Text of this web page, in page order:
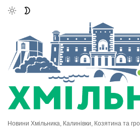
Новини Хмільника, Калинівки, Козятина та